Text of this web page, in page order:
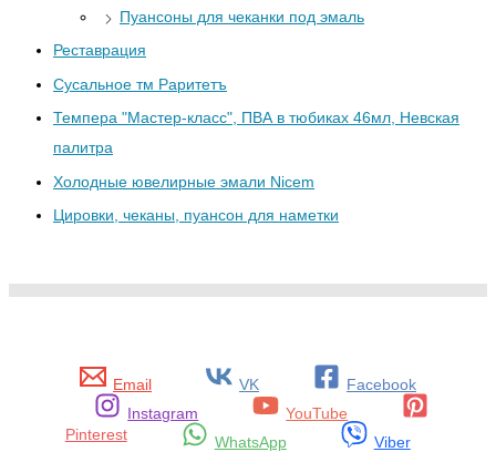
Пуансоны для чеканки под эмаль
Реставрация
Сусальное тм Раритетъ
Темпера "Мастер-класс", ПВА в тюбиках 46мл, Невская
палитра
Холодные ювелирные эмали Nicem
Цировки, чеканы, пуансон для наметки
Email VK
Facebook
Instagram
YouTube
Pinterest
WhatsApp Viber